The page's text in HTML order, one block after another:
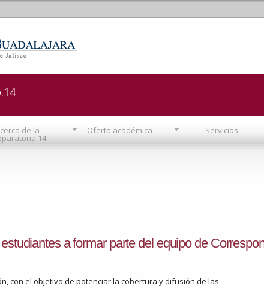
de la
14
Oferta académica Servicios
a formar parte del equipo de
con el objetivo de potenciar la cobertura y difusión de las